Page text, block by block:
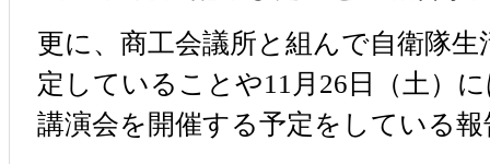
更に、商工会議所と組んで自衛隊
定していることや11月26日（土）
講演会を開催する予定をしている